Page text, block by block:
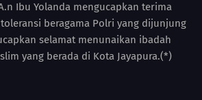
Ibu Yolanda mengucapkan terima
beragama Polri yang dijunjung
selamat menunaikan ibadah
yang berada di Kota Jayapura.(*)